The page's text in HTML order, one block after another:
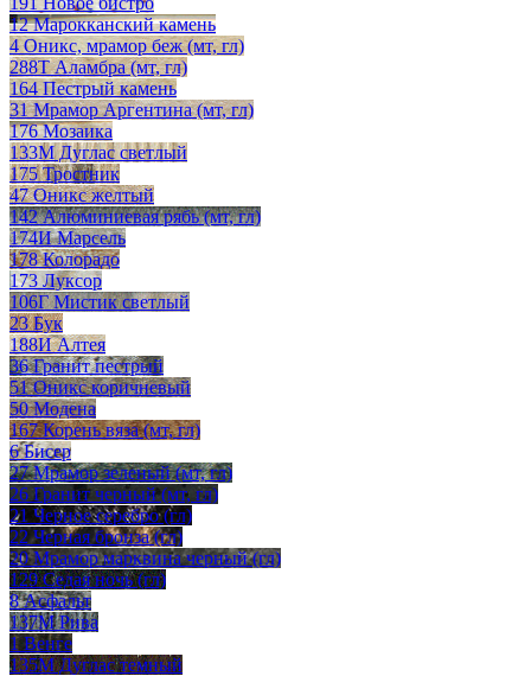
12 Марокканский камень
4 Оникс, мрамор беж (мт, гл)
288Т Аламбра (мт, гл)
164 Пестрый камень
31 Мрамор Аргентина (мт, гл)
176 Мозаика
133М Дуглас светлый
175 Тростник
47 Оникс желтый
142 Алюминиевая рябь (мт, гл)
174И Марсель
178 Колорадо
173 Луксор
106Г Мистик светлый
23 Бук
188И Алтея
36 Гранит пестрый
51 Оникс коричневый
50 Модена
167 Корень вяза (мт, гл)
6 Бисер
27 Мрамор зеленый (мт, гл)
26 Гранит черный (мт, гл)
21 Черное серебро (гл)
22 Черная бронза (гл)
20 Мрамор марквина черный (гл)
129 Седая ночь (гл)
8 Асфальт
137М Рива
1 Венге
135М Дуглас темный